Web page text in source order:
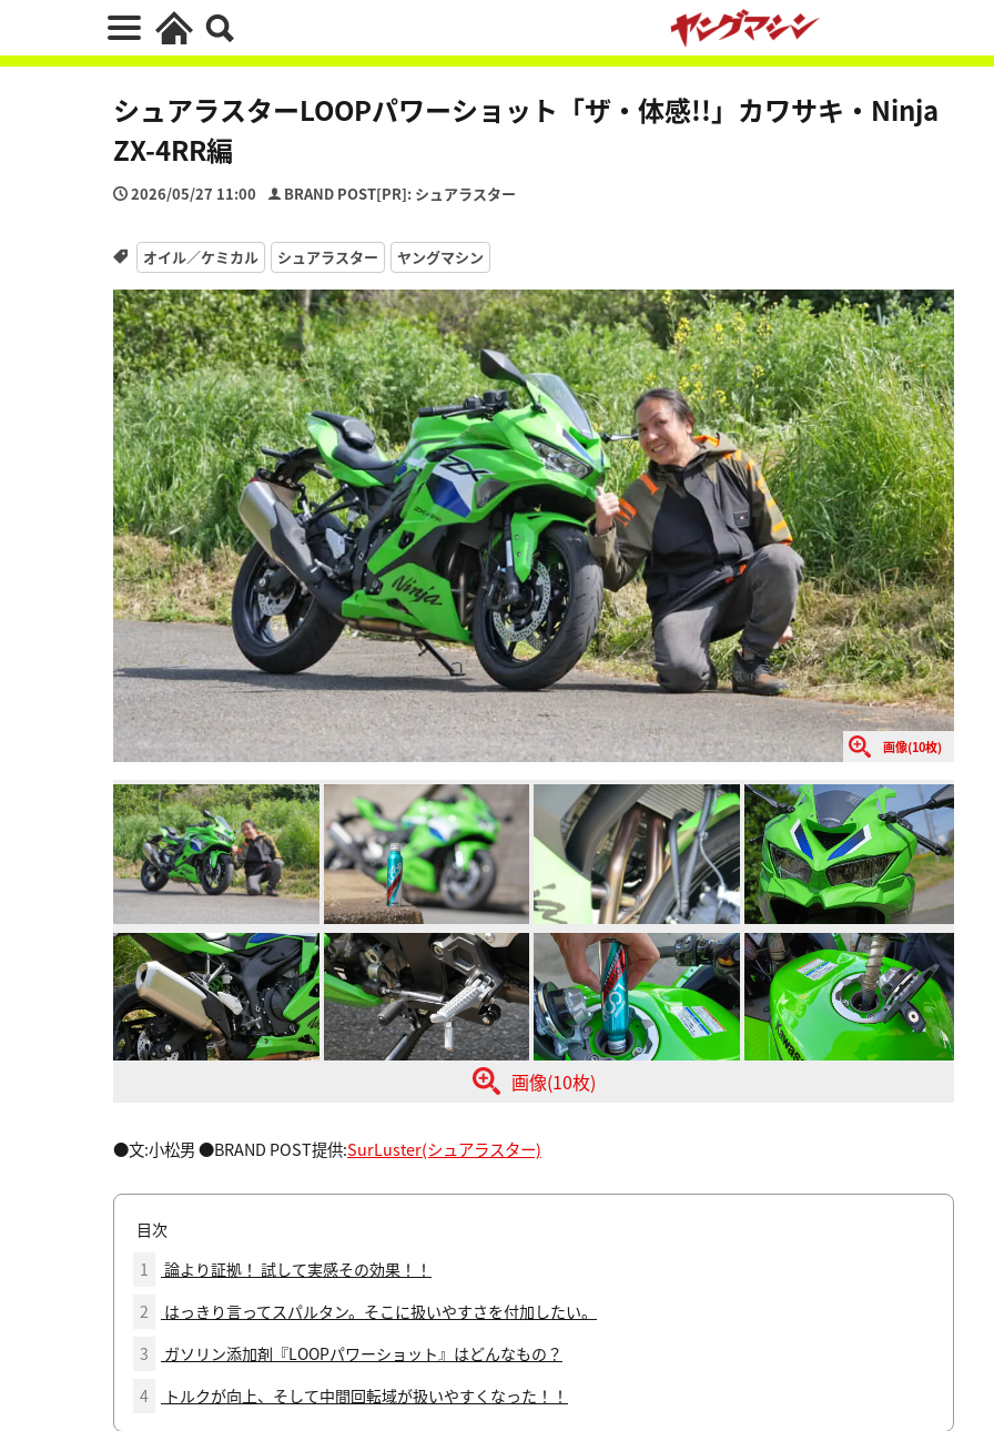
シュアラスターLOOPパワーショット「ザ・体感!!」カワサキ・Ninja
ZX-4RR編
2026/05/27 11:00 BRAND POST[PR]: シュアラスター
オイル／ケミカル シュアラスター ヤングマシン
画像(10枚)
画像(10枚)
●文:小松男 ●BRAND POST提供:SurLuster(シュアラスター)
目次
1
論より証拠！ 試して実感その効果！！
2
はっきり言ってスパルタン。そこに扱いやすさを付加したい。
3
ガソリン添加剤『LOOPパワーショット』はどんなもの？
4
トルクが向上、そして中間回転域が扱いやすくなった！！